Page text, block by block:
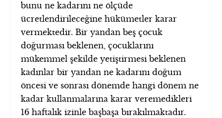
bunu ne kadarını ne ölçüde
ücretlendirileceğine hükümetler karar
vermektedir. Bir yandan beş çocuk
doğurması beklenen, çocuklarını
mükemmel şekilde yetiştirmesi beklenen
kadınlar bir yandan ne kadarını doğum
öncesi ve sonrası dönemde hangi dönem ne
kadar kullanmalarına karar veremedikleri
16 haftalık izinle başbaşa bırakılmaktadır.